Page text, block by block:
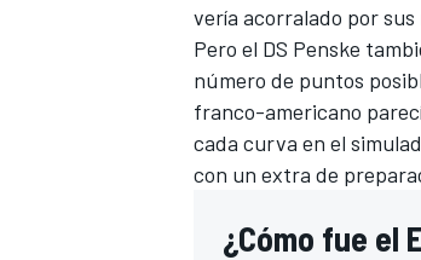
vería acorralado por sus
Pero el DS Penske
número de puntos
franco-americano
cada curva en el
con un extra de
¿Cómo fue el